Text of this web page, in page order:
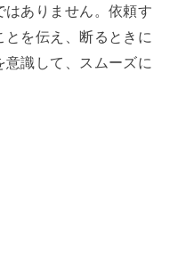
はありません。依頼す
を伝え、断るときに
識して、スムーズに